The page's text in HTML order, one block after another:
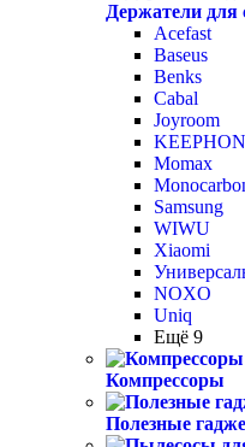
Держатели для
Acefast
Baseus
Benks
Cabal
Joyroom
Momax
Samsung
WIWU
Xiaomi
NOXO
Uniq
Ещё 9
Компрессоры
Полезные